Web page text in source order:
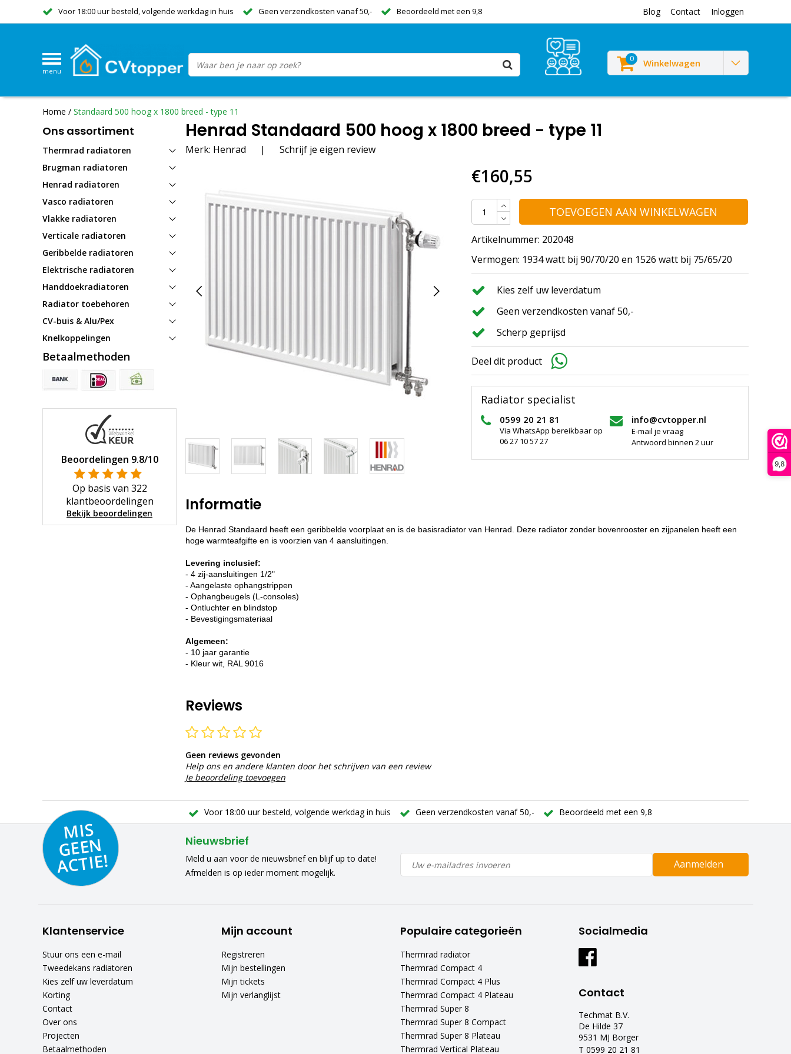
9,8
Voor 18:00 uur besteld, volgende werkdag in huis Geen verzendkosten vanaf 50,- Beoordeeld met een 9,8 Blog Contact Inloggen
menu
0 Winkelwagen
Home / Standaard 500 hoog x 1800 breed - type 11
Ons assortiment
Thermrad radiatoren
Brugman radiatoren
Henrad radiatoren
Vasco radiatoren
Vlakke radiatoren
Verticale radiatoren
Geribbelde radiatoren
Elektrische radiatoren
Handdoekradiatoren
Radiator toebehoren
CV-buis & Alu/Pex
Knelkoppelingen
Betaalmethoden
Beoordelingen 9.8/10
Op basis van 322
klantbeoordelingen
Bekijk beoordelingen
Henrad Standaard 500 hoog x 1800 breed - type 11
Merk: Henrad | Schrijf je eigen review
€160,55
TOEVOEGEN AAN WINKELWAGEN
Artikelnummer: 202048
Vermogen: 1934 watt bij 90/70/20 en 1526 watt bij 75/65/20
Kies zelf uw leverdatum
Geen verzendkosten vanaf 50,-
Scherp geprijsd
Deel dit product
Radiator specialist
0599 20 21 81
Via WhatsApp bereikbaar op
06 27 10 57 27
info@cvtopper.nl
E-mail je vraag
Antwoord binnen 2 uur
Informatie
De Henrad Standaard heeft een geribbelde voorplaat en is de basisradiator van Henrad. Deze radiator zonder bovenrooster en zijpanelen heeft een
hoge warmteafgifte en is voorzien van 4 aansluitingen.
Levering inclusief:
- 4 zij-aansluitingen 1/2"
- Aangelaste ophangstrippen
- Ophangbeugels (L-consoles)
- Ontluchter en blindstop
- Bevestigingsmateriaal
Algemeen:
- 10 jaar garantie
- Kleur wit, RAL 9016
Reviews
Geen reviews gevonden
Help ons en andere klanten door het schrijven van een review
Je beoordeling toevoegen
Voor 18:00 uur besteld, volgende werkdag in huis Geen verzendkosten vanaf 50,- Beoordeeld met een 9,8
MIS
GEE
N
A
C
TIE!
Nieuwsbrief
Meld u aan voor de nieuwsbrief en blijf up to date!
Afmelden is op ieder moment mogelijk.
Aanmelden
Klantenservice
Stuur ons een e-mail
Tweedekans radiatoren
Kies zelf uw leverdatum
Korting
Contact
Over ons
Projecten
Betaalmethoden
Mijn account
Registreren
Mijn bestellingen
Mijn tickets
Mijn verlanglijst
Populaire categorieën
Thermrad radiator
Thermrad Compact 4
Thermrad Compact 4 Plus
Thermrad Compact 4 Plateau
Thermrad Super 8
Thermrad Super 8 Compact
Thermrad Super 8 Plateau
Thermrad Vertical Plateau
Socialmedia
Contact
Techmat B.V.
De Hilde 37
9531 MJ Borger
T 0599 20 21 81